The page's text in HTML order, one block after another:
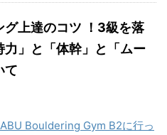
グ上達のコツ ！3級を落
力」と「体幹」と「ムー
て
Bouldering Gym B2に行っ